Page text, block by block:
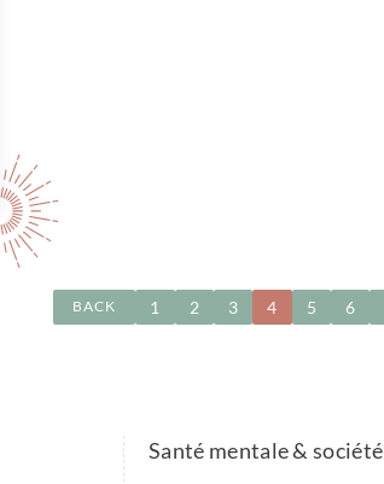
BACK 1 2 3 4 5 6
Santé mentale & société